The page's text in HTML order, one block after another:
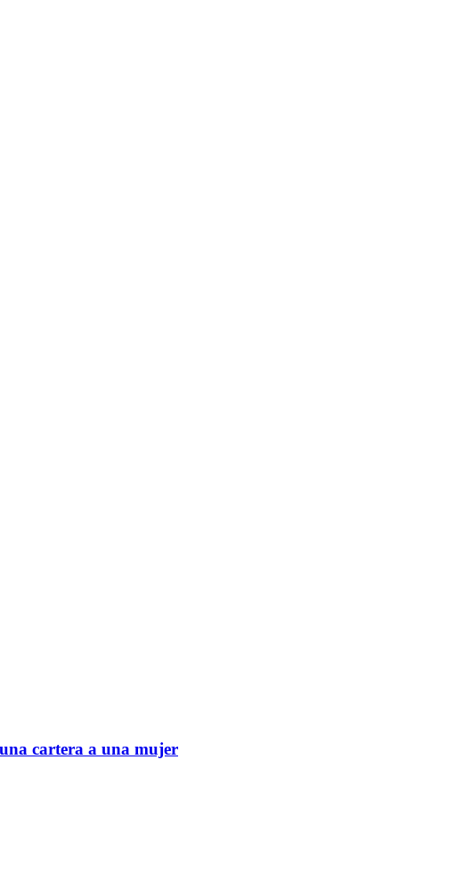
cartera a una mujer